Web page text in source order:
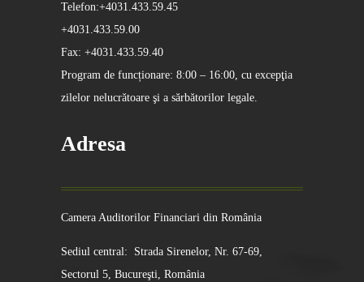
Telefon:+4031.433.59.45
+4031.433.59.00
Fax: +4031.433.59.40
Program de funcționare: 8:00 – 16:00, cu excepţia
zilelor nelucrătoare şi a sărbătorilor legale.
Adresa
Camera Auditorilor Financiari din România
Sediul central: Strada Sirenelor, Nr. 67-69,
Sectorul 5, Bucureşti, România